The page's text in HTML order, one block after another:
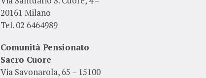
20161 Milano
Tel. 02 6464989
Comunità Pensionato
Sacro Cuore
Via Savonarola, 65 – 15100